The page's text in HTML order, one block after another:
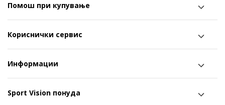
Помош при купување
Кориснички сервис
Информации
Sport Vision понуда